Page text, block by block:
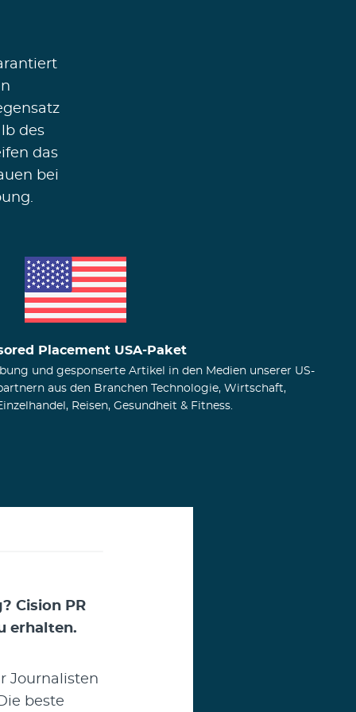
des
das
bei
Placement USA-Paket
und gesponserte Artikel in den Medien unserer US-
aus den Branchen Technologie, Wirtschaft,
Reisen, Gesundheit & Fitness.
Cision PR
erhalten.
Journalisten
beste